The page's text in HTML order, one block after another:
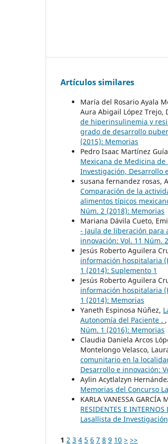
Artículos similares
María del Rosario Ayala
Aura Abigail López Trejo,
de hiperinsulinemia y
grado de desarrollo
(2015): Memorias
Pedro Isaac Martínez
Mexicana de Medicina
Investigación, Desarrollo
susana fernandez rosas,
Comparación de la
alimentos típicos
Núm. 2 (2018): Memorias
Mariana Dávila Cueto,
- Jaula de liberación para
innovación: Vol. 11 Núm.
Jesús Roberto Aguilera
información hospitalaria
1 (2014): Suplemento 1
Jesús Roberto Aguilera
información hospitalaria
1 (2014): Memorias
Yaneth Espinosa Núñez,
Autonomía del Paciente . ,
Núm. 1 (2016): Memorias
Claudia Daniela Arcos
Montelongo Velasco,
comunitario en la
Desarrollo e innovación:
Aylin Acytlalzyn
Memorias del Concurso
KARLA VANESSA GARCÍA
RESIDENTES E INTERNOS
Lasallista de
1 2 3 4 5 6 7 8 9 10 > >>